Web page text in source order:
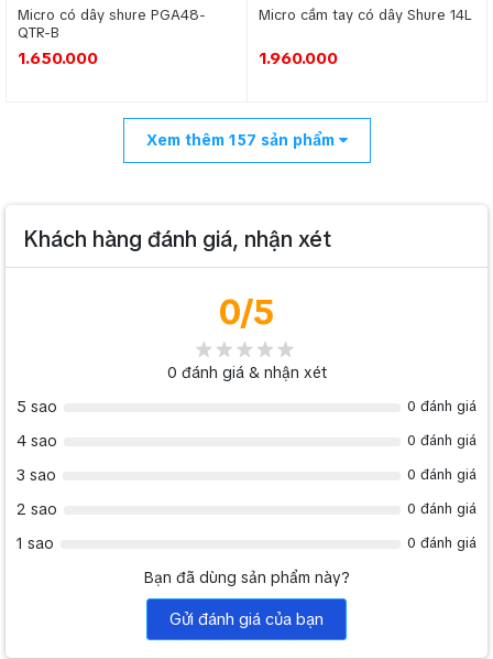
Micro có dây shure PGA48-
QTR-B
1.650.000
Micro cầm tay có dây Shure 14L
1.960.000
Xem thêm 157 sản phẩm
Khách hàng đánh giá, nhận xét
0/5
0 đánh giá & nhận xét
5 sao
0 đánh giá
4 sao 0 đánh giá
3 sao 0 đánh giá
2 sao 0 đánh giá
1 sao 0 đánh giá
Bạn đã dùng sản phẩm này?
Gửi đánh giá của bạn